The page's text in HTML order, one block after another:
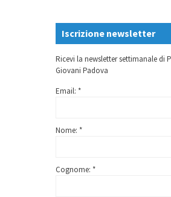
Iscrizione newsletter
Ricevi la newsletter settimanale di
Giovani Padova
Email: *
Nome: *
Cognome: *